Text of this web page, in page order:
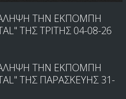
ΤΗΝ ΕΚΠΟΜΠΗ
ΤΗΣ ΤΡΙΤΗΣ 04-08-26
ΤΗΝ ΕΚΠΟΜΠΗ
ΤΗΣ ΠΑΡΑΣΚΕΥΗΣ 31-